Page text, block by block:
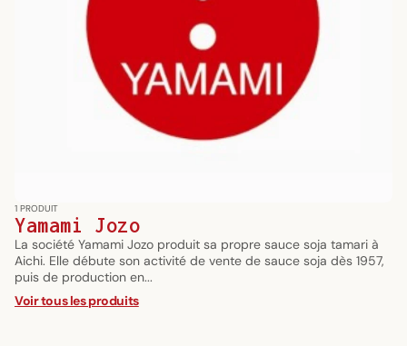
1 PRODUIT
Yamami Jozo
La société Yamami Jozo produit sa propre sauce soja tamari à
Aichi. Elle débute son activité de vente de sauce soja dès 1957,
puis de production en...
Voir tous les produits